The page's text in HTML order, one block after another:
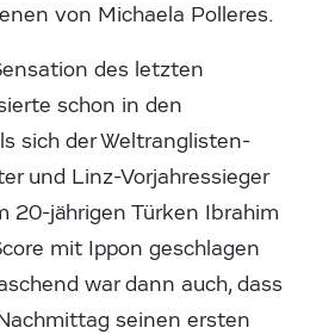
von Michaela Polleres.
des letzten
schon in den
sich der Weltranglisten-
und Linz-Vorjahressieger
20-jährigen Türken Ibrahim
mit Ippon geschlagen
war dann auch, dass
seinen ersten